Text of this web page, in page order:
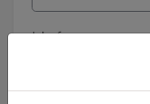
Jelszó